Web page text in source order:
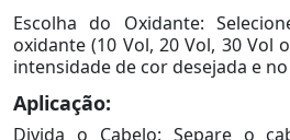
Escolha do Oxidante:
oxidante (10 Vol, 20 Vol, 30 Vol
intensidade de cor desejada e
Aplicação:
Divida o Cabelo: Separe o